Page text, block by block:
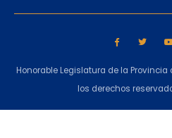
Honorable Legislatura de la Provincia
los derechos